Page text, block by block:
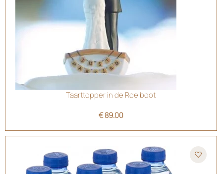
Taarttopper in de Roeiboot
€89.00